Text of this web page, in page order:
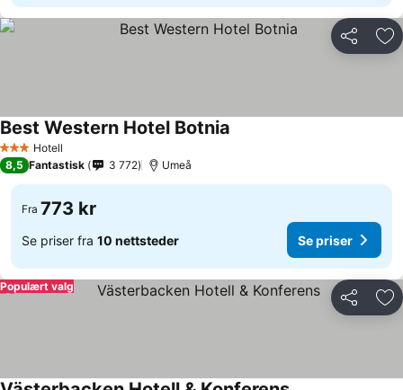
Del
3 StjernerHotell
Best Western Hotel Botnia
8,5 Fantastisk 3 772 Umeå
Fra 773 kr
Se priser fra 10 nettsteder Se priser
Del
Populært valg